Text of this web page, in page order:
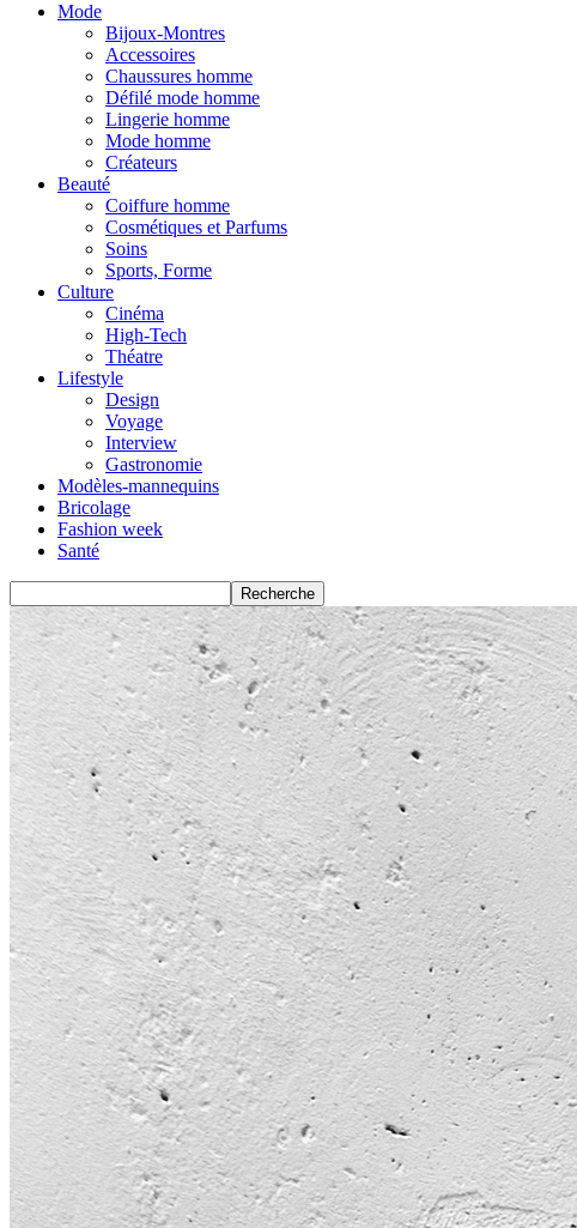
Mode
Bijoux-Montres
Accessoires
Chaussures homme
Défilé mode homme
Lingerie homme
Mode homme
Créateurs
Beauté
Coiffure homme
Cosmétiques et Parfums
Soins
Sports, Forme
Culture
Cinéma
High-Tech
Théatre
Lifestyle
Design
Voyage
Interview
Gastronomie
Modèles-mannequins
Bricolage
Fashion week
Santé